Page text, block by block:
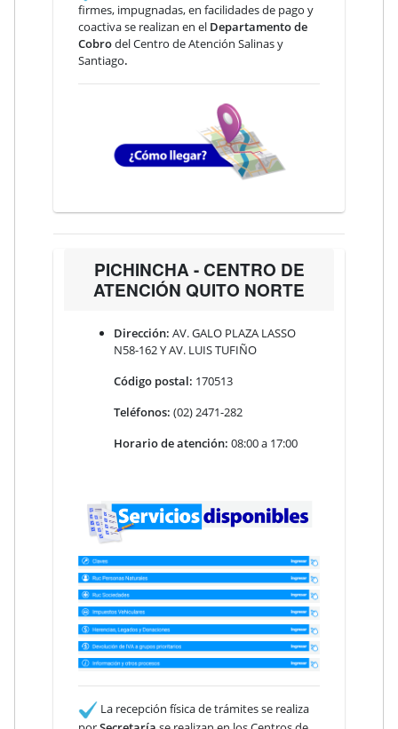
firmes, impugnadas, en facilidades de pago y
coactiva se realizan en el Departamento de
Cobrodel Centro de Atención Salinas y
Santiago.
PICHINCHA - CENTRO DE
ATENCIÓN QUITO NORTE
Dirección: AV. GALO PLAZA LASSO
N58-162 Y AV. LUIS TUFIÑO
Código postal: 170513
Teléfonos: (02) 2471-282
Horario de atención: 08:00 a 17:00
La recepción física de trámites se realiza